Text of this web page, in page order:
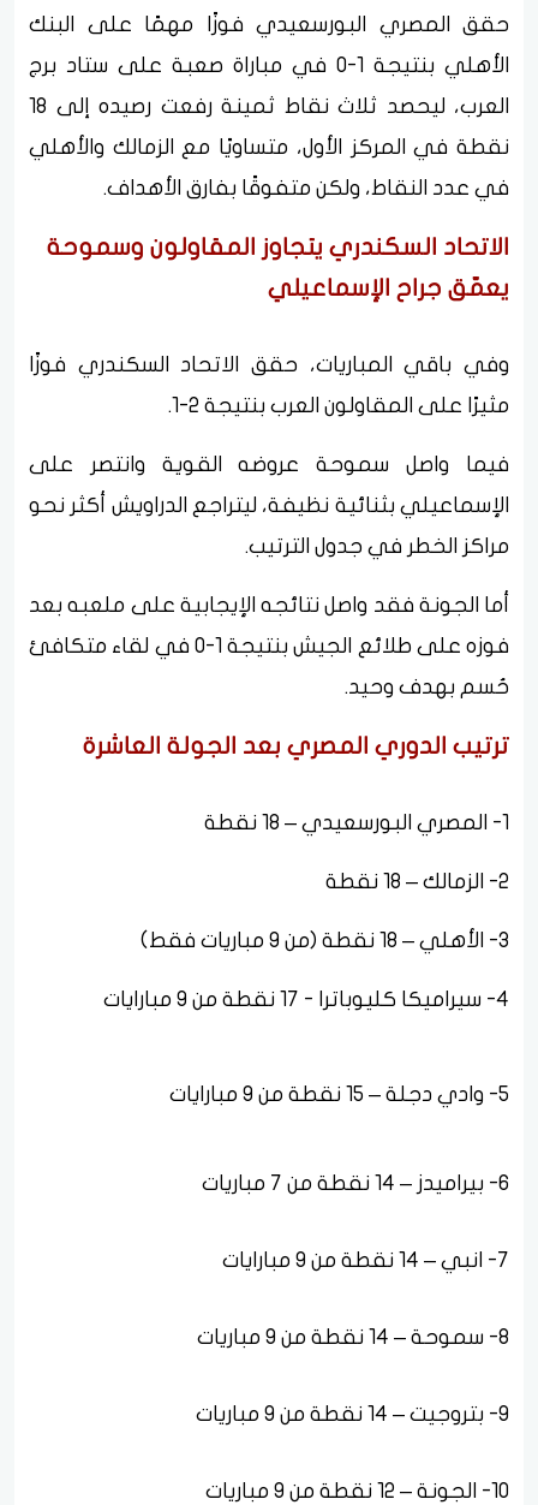
حقق المصري البورسعيدي فوزًا مهمًا على البنك
الأهلي بنتيجة 1-0 في مباراة صعبة على ستاد برج
العرب، ليحصد ثلاث نقاط ثمينة رفعت رصيده إلى 18
نقطة في المركز الأول، متساويًا مع الزمالك والأهلي
في عدد النقاط، ولكن متفوقًا بفارق الأهداف.
الاتحاد السكندري يتجاوز المقاولون وسموحة
يعمّق جراح الإسماعيلي
وفي باقي المباريات، حقق الاتحاد السكندري فوزًا
مثيرًا على المقاولون العرب بنتيجة 2-1.
فيما واصل سموحة عروضه القوية وانتصر على
الإسماعيلي بثنائية نظيفة، ليتراجع الدراويش أكثر نحو
مراكز الخطر في جدول الترتيب.
أما الجونة فقد واصل نتائجه الإيجابية على ملعبه بعد
فوزه على طلائع الجيش بنتيجة 1-0 في لقاء متكافئ
حُسم بهدف وحيد.
ترتيب الدوري المصري بعد الجولة العاشرة
1- المصري البورسعيدي – 18 نقطة
2- الزمالك – 18 نقطة
3- الأهلي – 18 نقطة (من 9 مباريات فقط)
4- سيراميكا كليوباترا - 17 نقطة من 9 مبارايات
5- وادي دجلة – 15 نقطة من 9 مبارايات
6- بيراميدز – 14 نقطة من 7 مباريات
7- انبي – 14 نقطة من 9 مبارايات
8- سموحة – 14 نقطة من 9 مباريات
9- بتروجيت – 14 نقطة من 9 مباريات
10- الجونة – 12 نقطة من 9 مباريات